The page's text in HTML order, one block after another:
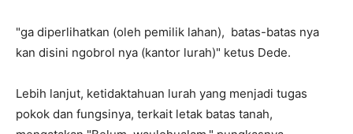
"ga diperlihatkan (oleh pemilik lahan), batas-batas nya
kan disini ngobrol nya (kantor lurah)" ketus Dede.
Lebih lanjut, ketidaktahuan lurah yang menjadi tugas
pokok dan fungsinya, terkait letak batas tanah,